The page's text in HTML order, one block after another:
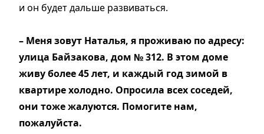
и он будет дальше развиваться.
– Меня зовут Наталья, я проживаю по адресу:
улица Байзакова, дом № 312. В этом доме
живу более 45 лет, и каждый год зимой в
квартире холодно. Опросила всех соседей,
они тоже жалуются. Помогите нам,
пожалуйста.